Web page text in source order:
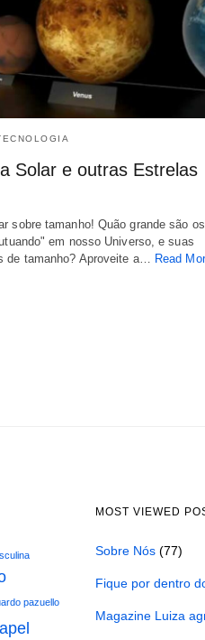
Solar e outras Estrelas
sobre tamanho! Quão grande são os
em nosso Universo, e suas
de tamanho? Aproveite a… Read
pazuello
MOST VIEWED
Sobre Nós (77)
Fique por dentro
Magazine Luiza